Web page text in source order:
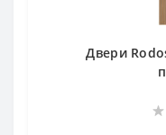
Двери